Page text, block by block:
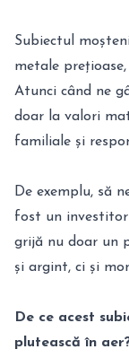
Subiectul
metale
Atunci când ne
doar la valori
familiale și
De exemplu, să
fost un
grijă nu doar un
și argint, ci și
De ce acest
plutească în